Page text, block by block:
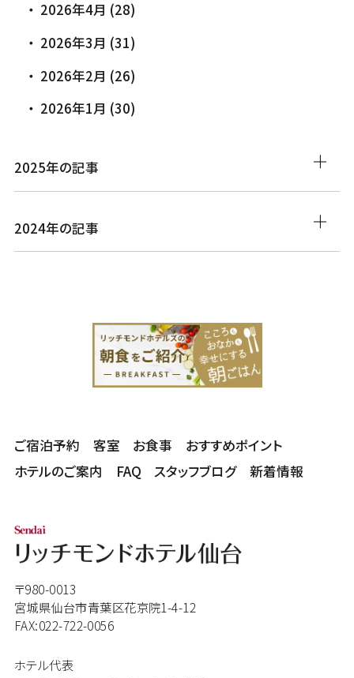
2026年4月 (28)
2026年3月 (31)
2026年2月 (26)
2026年1月 (30)
2025年の記事
2024年の記事
ご宿泊予約 客室 お食事
おすすめポイント
ホテルのご案内
FAQ スタッフブログ 新着情報
〒980-0013
宮城県仙台市青葉区花京院1-4-12
FAX:022-722-0056
ホテル代表